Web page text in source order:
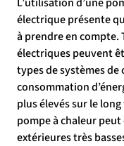
électrique présente
à prendre en compte.
électriques peuvent
types de systèmes de
consommation
plus élevés sur le
pompe à chaleur
extérieures très